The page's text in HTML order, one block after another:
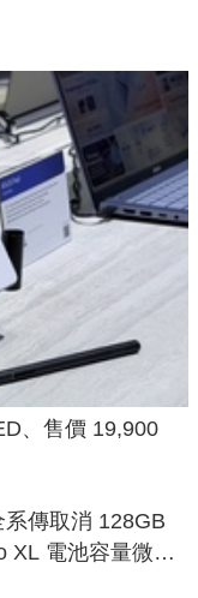
、售價 19,900
傳取消 128GB
XL 電池容量微降